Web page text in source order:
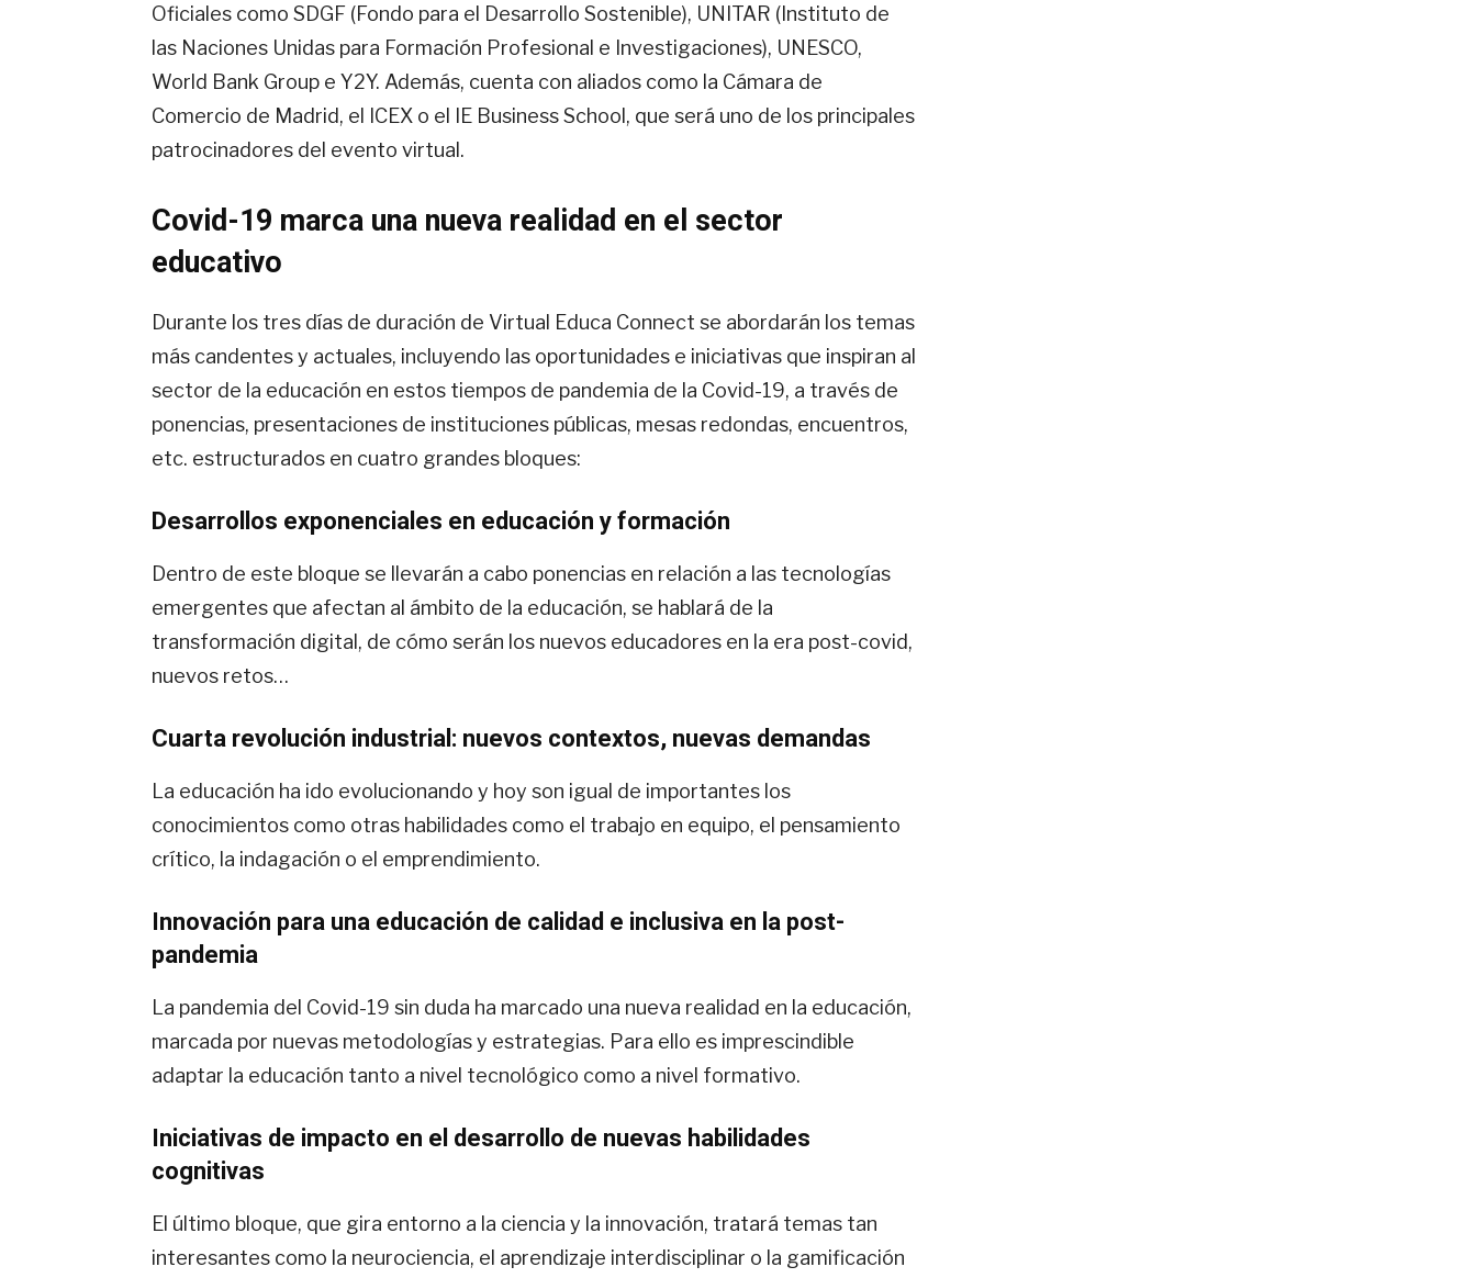
Oficiales como SDGF (Fondo para el Desarrollo Sostenible), UNITAR (Instituto de
las Naciones Unidas para Formación Profesional e Investigaciones), UNESCO,
World Bank Group e Y2Y. Además, cuenta con aliados como la Cámara de
Comercio de Madrid, el ICEX o el IE Business School, que será uno de los principales
patrocinadores del evento virtual.
Covid-19 marca una nueva realidad en el sector
educativo
Durante los tres días de duración de Virtual Educa Connect se abordarán los temas
más candentes y actuales, incluyendo las oportunidades e iniciativas que inspiran al
sector de la educación en estos tiempos de pandemia de la Covid-19, a través de
ponencias, presentaciones de instituciones públicas, mesas redondas, encuentros,
etc. estructurados en cuatro grandes bloques:
Desarrollos exponenciales en educación y formación
Dentro de este bloque se llevarán a cabo ponencias en relación a las tecnologías
emergentes que afectan al ámbito de la educación, se hablará de la
transformación digital, de cómo serán los nuevos educadores en la era post-covid,
nuevos retos…
Cuarta revolución industrial: nuevos contextos, nuevas demandas
La educación ha ido evolucionando y hoy son igual de importantes los
conocimientos como otras habilidades como el trabajo en equipo, el pensamiento
crítico, la indagación o el emprendimiento.
Innovación para una educación de calidad e inclusiva en la post-
pandemia
La pandemia del Covid-19 sin duda ha marcado una nueva realidad en la educación,
marcada por nuevas metodologías y estrategias. Para ello es imprescindible
adaptar la educación tanto a nivel tecnológico como a nivel formativo.
Iniciativas de impacto en el desarrollo de nuevas habilidades
cognitivas
El último bloque, que gira entorno a la ciencia y la innovación, tratará temas tan
interesantes como la neurociencia, el aprendizaje interdisciplinar o la gamificación